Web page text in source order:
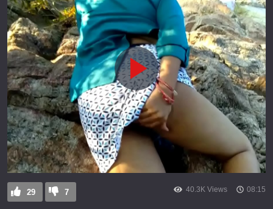
29 7 40.3K Views 08:15